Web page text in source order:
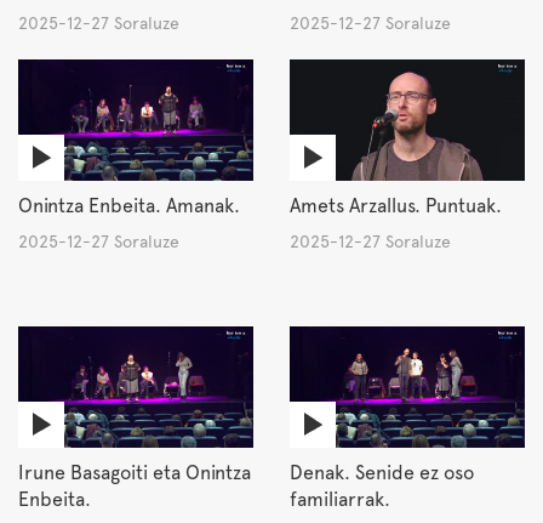
2025-12-27 Soraluze 2025-12-27 Soraluze
Onintza Enbeita. Amanak.
2025-12-27 Soraluze
Amets Arzallus. Puntuak.
2025-12-27 Soraluze
Irune Basagoiti eta Onintza
Enbeita.
Denak. Senide ez oso
familiarrak.